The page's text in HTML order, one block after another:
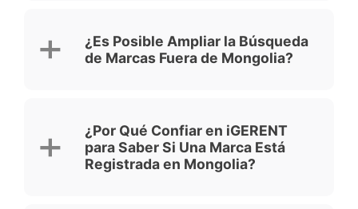
¿Es Posible Ampliar la Búsqueda
de Marcas Fuera de Mongolia?
¿Por Qué Confiar en iGERENT
para Saber Si Una Marca Está
Registrada en Mongolia?